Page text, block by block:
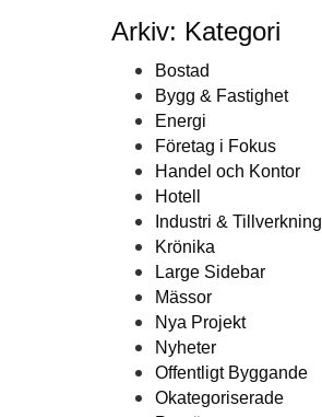
Arkiv: Kategori
Bostad
Bygg & Fastighet
Energi
Företag i Fokus
Handel och Kontor
Hotell
Industri & Tillverkning
Krönika
Large Sidebar
Mässor
Nya Projekt
Nyheter
Offentligt Byggande
Okategoriserade